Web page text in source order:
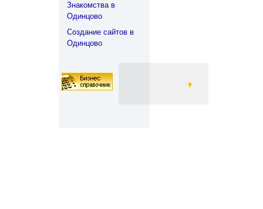
Знакомства в
Одинцово
Создание сайтов в
Одинцово